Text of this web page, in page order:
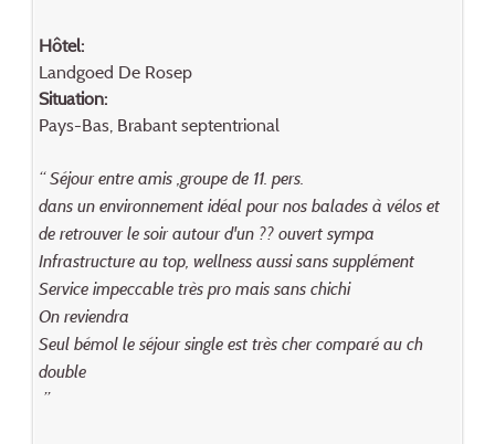
Hôtel:
Landgoed De Rosep
Situation:
Pays-Bas, Brabant septentrional
“ Séjour entre amis ,groupe de 11. pers.
dans un environnement idéal pour nos balades à vélos et
de retrouver le soir autour d'un ?? ouvert sympa
Infrastructure au top, wellness aussi sans supplément
Service impeccable très pro mais sans chichi
On reviendra
Seul bémol le séjour single est très cher comparé au ch
double
”